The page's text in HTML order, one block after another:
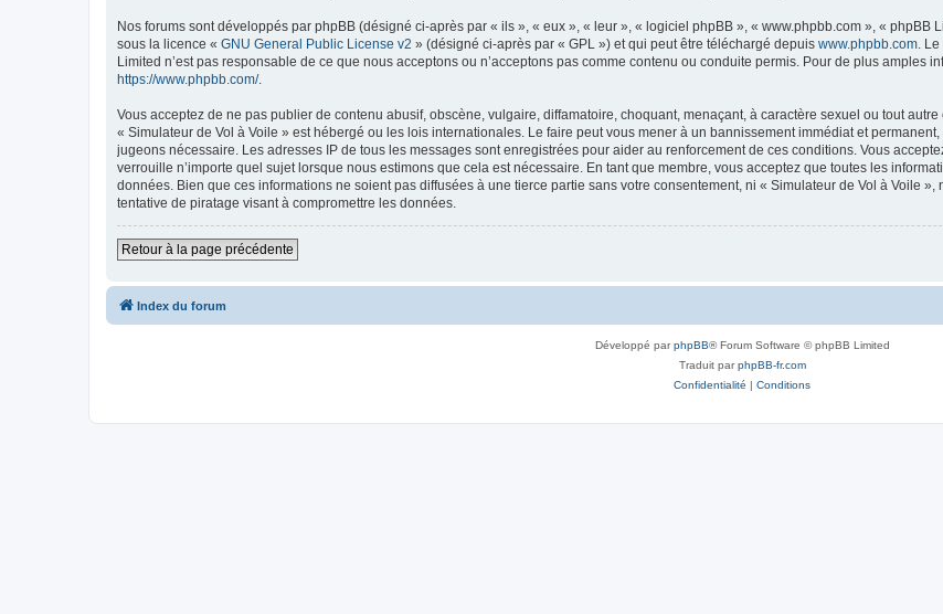
Nos forums sont développés par phpBB (désigné ci-après par « ils », « eux », « leur », « logiciel phpBB », « www.phpbb.com », «
sous la licence « GNU General Public License v2 » (désigné ci-après par « GPL ») et qui peut être téléchargé depuis www.phpbb.com.
Limited n’est pas responsable de ce que nous acceptons ou n’acceptons pas comme contenu ou conduite permis. Pour de plus amples
https://www.phpbb.com/.
Vous acceptez de ne pas publier de contenu abusif, obscène, vulgaire, diffamatoire, choquant, menaçant, à caractère sexuel ou tout
« Simulateur de Vol à Voile » est hébergé ou les lois internationales. Le faire peut vous mener à un bannissement immédiat et
jugeons nécessaire. Les adresses IP de tous les messages sont enregistrées pour aider au renforcement de ces conditions. Vous
verrouille n’importe quel sujet lorsque nous estimons que cela est nécessaire. En tant que membre, vous acceptez que toutes les
données. Bien que ces informations ne soient pas diffusées à une tierce partie sans votre consentement, ni « Simulateur de Vol à Voile
tentative de piratage visant à compromettre les données.
Retour à la page précédente
Index du forum
Développé parphpBB® Forum Software © phpBB Limited
Traduit parphpBB-fr.com
Confidentialité | Conditions